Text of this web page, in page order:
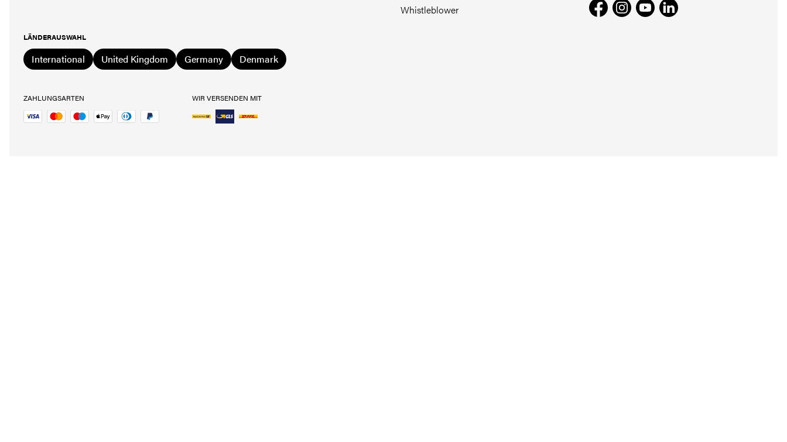
LÄNDERAUSWAHL
International United Kingdom Germany Denmark
Whistleblower
ZAHLUNGSARTEN WIR VERSENDEN MIT